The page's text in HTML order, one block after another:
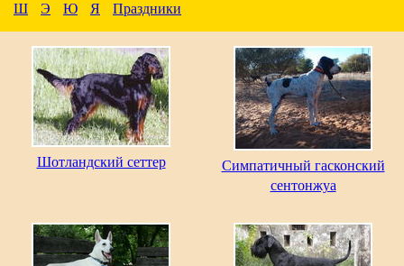
Ш
Э Ю Я Праздники
Шотландский сеттер
Симпатичный гасконский
сентонжуа